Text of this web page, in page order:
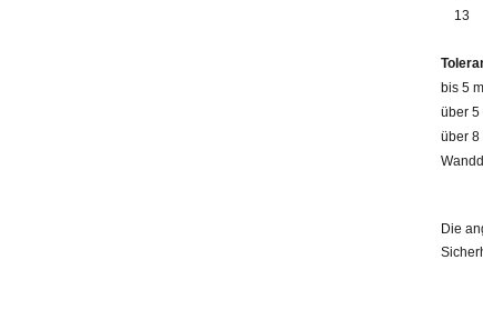
13
bis 5
über 5
über 8
Die